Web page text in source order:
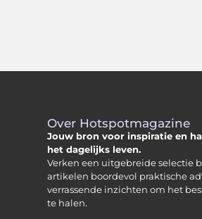
Over Hotspotmagazine
Jouw bron voor inspiratie en
het dagelijks leven.
Verken een uitgebreide selectie
artikelen boordevol praktische
verrassende inzichten om het
te halen.